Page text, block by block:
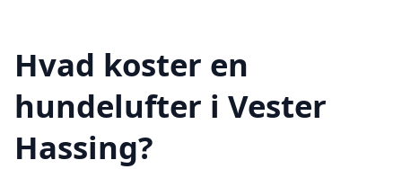
Hvad koster en
hundelufter i Vester
Hassing?